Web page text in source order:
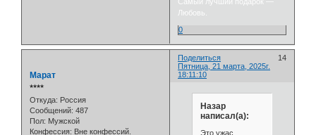
Любовь.
0
Поделиться
14
Пятница, 21 марта, 2025г.
18:11:10
Марат
⭒⭒⭒⭒
Откуда: Россия
Сообщений: 487
Пол: Мужской
Конфессия: Вне конфессий.
Назар
написал(а):
Это ужас